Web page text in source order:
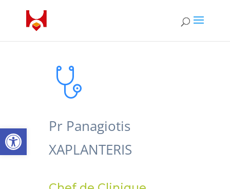
Open toolbarPr Panagiotis
XAPLANTERIS